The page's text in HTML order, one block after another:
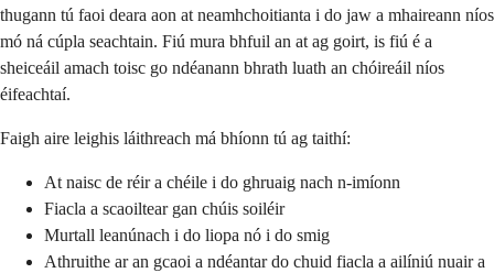
thugann tú faoi deara aon at neamhchoitianta i do jaw a mhaireann níos
mó ná cúpla seachtain. Fiú mura bhfuil an at ag goirt, is fiú é a
sheiceáil amach toisc go ndéanann bhrath luath an chóireáil níos
éifeachtaí.
Faigh aire leighis láithreach má bhíonn tú ag taithí:
At naisc de réir a chéile i do ghruaig nach n-imíonn
Fiacla a scaoiltear gan chúis soiléir
Murtall leanúnach i do liopa nó i do smig
Athruithe ar an gcaoi a ndéantar do chuid fiacla a ailíniú nuair a